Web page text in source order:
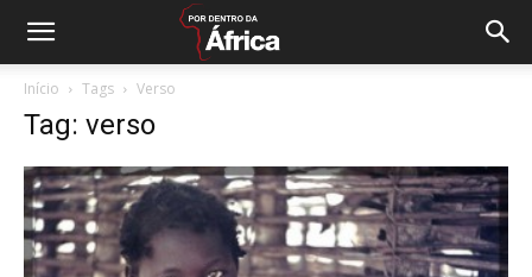
Início Tags Verso
Tag: verso